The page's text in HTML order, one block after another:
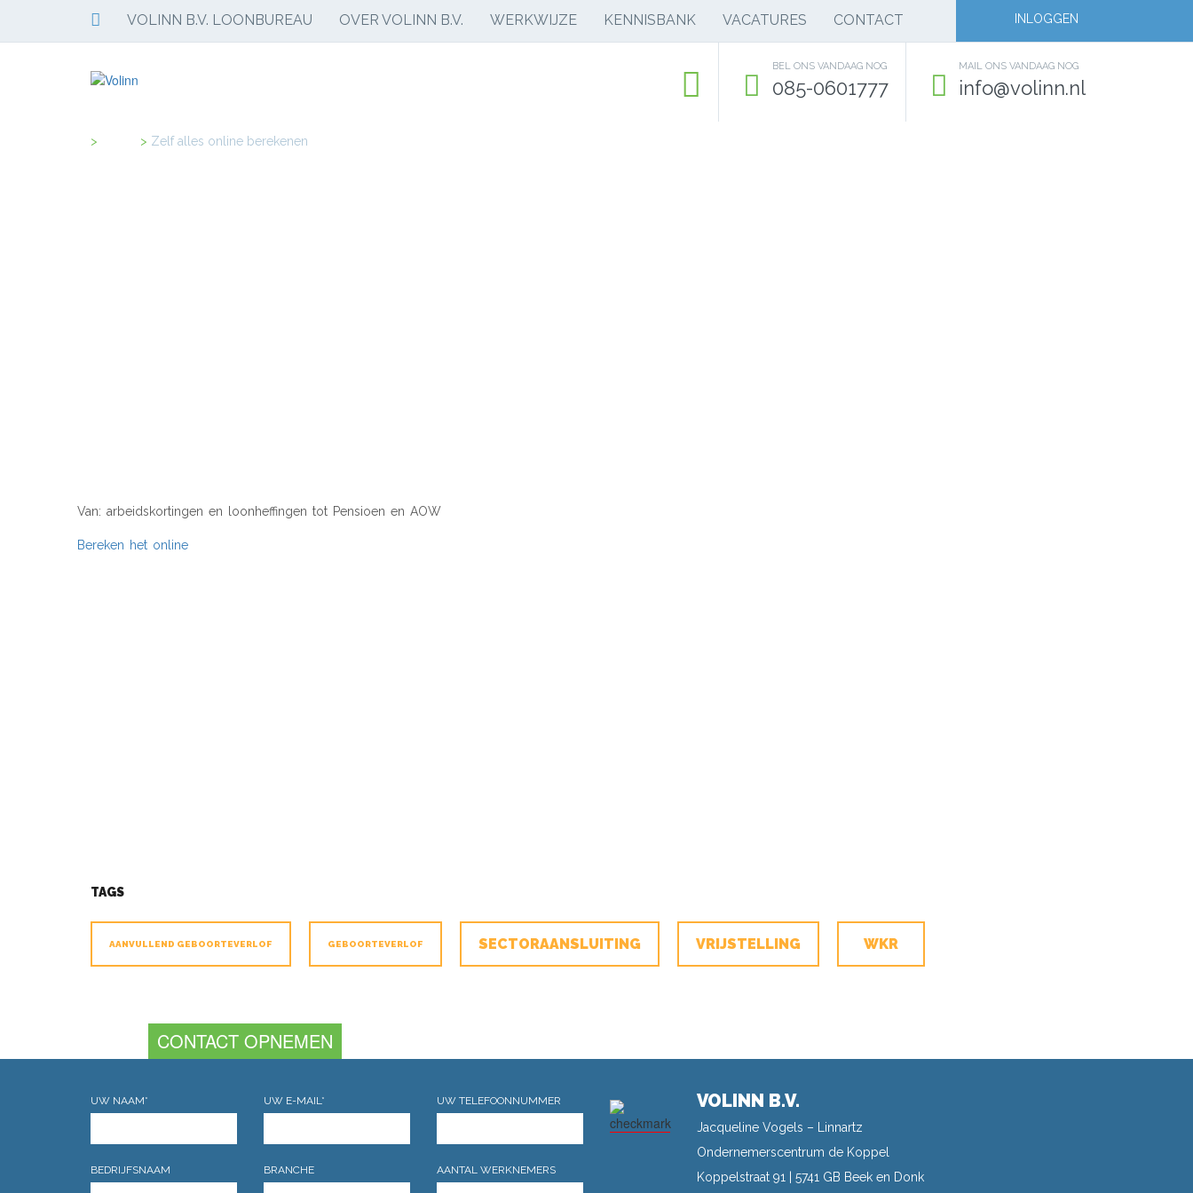
VOLINN B.V. LOONBUREAU OVER VOLINN B.V. WERKWIJZE KENNISBANK VACATURES CONTACT INLOGGEN
MAIL ONS VANDAAG NOG
info@volinn.nl
BEL ONS VANDAAG NOG
085-0601777
> Zelf alles online berekenen
Van: arbeidskortingen en loonheffingen tot Pensioen en AOW
Bereken het online
TAGS
AANVULLEND GEBOORTEVERLOF GEBOORTEVERLOF SECTORAANSLUITING VRIJSTELLING WKR
CONTACT OPNEMEN
UW NAAM* UW E-MAIL* UW TELEFOONNUMMER
BEDRIJFSNAAM BRANCHE AANTAL WERKNEMERS
VOLINN B.V.
Jacqueline Vogels – Linnartz
Ondernemerscentrum de Koppel
Koppelstraat 91 | 5741 GB Beek en Donk